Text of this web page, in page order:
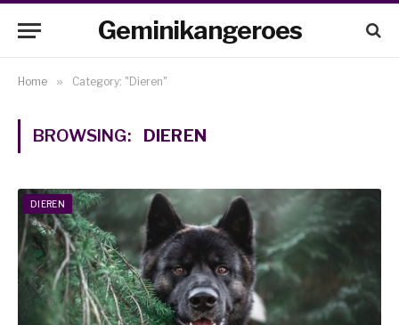
Geminikangeroes
Home » Category: "Dieren"
BROWSING: DIEREN
DIEREN